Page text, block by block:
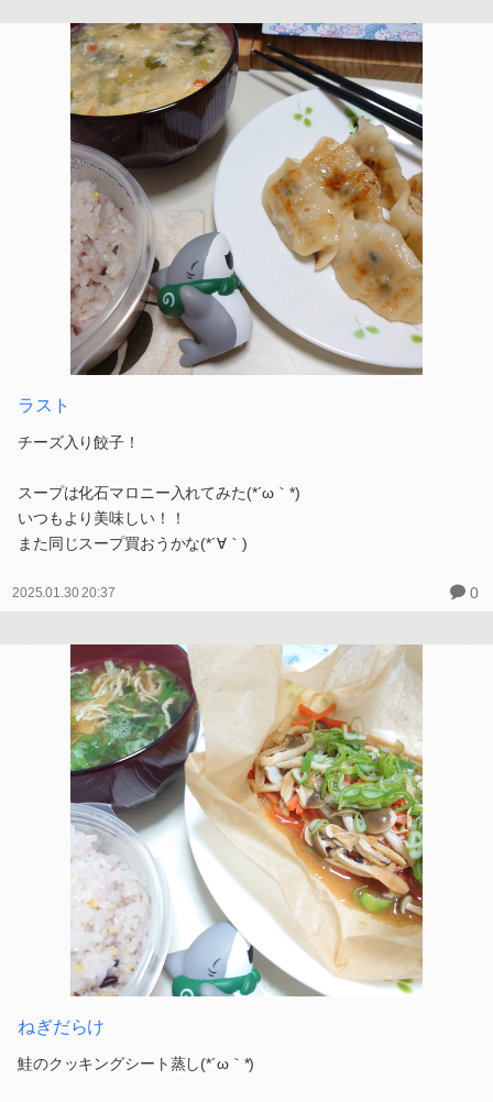
ラスト
チーズ入り餃子！
スープは化石マロニー入れてみた(*´ω｀*)
いつもより美味しい！！
また同じスープ買おうかな(*´∀｀)
2025.01.30 20:37 0
ねぎだらけ
鮭のクッキングシート蒸し(*´ω｀*)